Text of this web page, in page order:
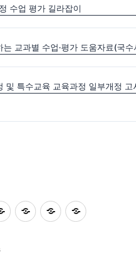
수업 평가 길라잡이
교과별 수업·평가 도움자료(국수
좋
사
자
학